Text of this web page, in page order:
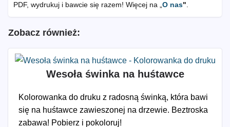
PDF, wydrukuj i bawcie się razem! Więcej na „ O nas"
Zobacz również:
Wesoła świnka na huśtawce
Kolorowanka do druku z radosną świnką, która bawi
się na huśtawce zawieszonej na drzewie. Beztroska
zabawa! Pobierz i pokoloruj!